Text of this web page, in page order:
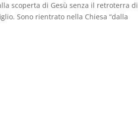
scoperta di Gesù senza il retroterra di
Sono rientrato nella Chiesa “dalla